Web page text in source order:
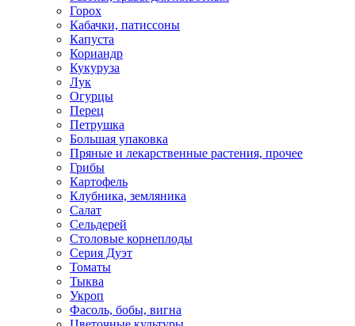
Горох
Кабачки, патиссоны
Капуста
Кориандр
Кукуруза
Лук
Огурцы
Перец
Петрушка
Большая упаковка
Пряные и лекарственные растения, прочее
Грибы
Картофель
Клубника, земляника
Салат
Сельдерей
Столовые корнеплоды
Серия Дуэт
Томаты
Тыква
Укроп
Фасоль, бобы, вигна